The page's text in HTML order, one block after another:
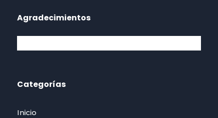
Agradecimientos
Categorías
Inicio